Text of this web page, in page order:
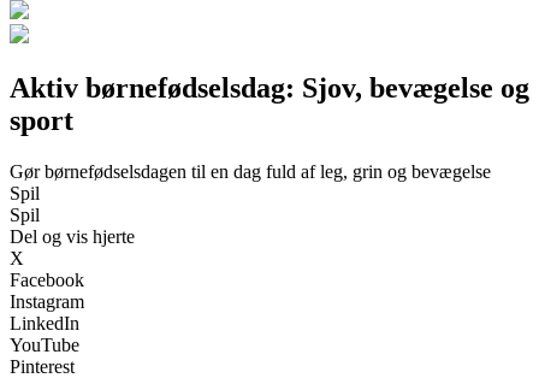
Aktiv børnefødselsdag: Sjov, bevægelse og
sport
Gør børnefødselsdagen til en dag fuld af leg, grin og bevægelse
Spil
Spil
Del og vis hjerte
X
Facebook
Instagram
LinkedIn
YouTube
Pinterest